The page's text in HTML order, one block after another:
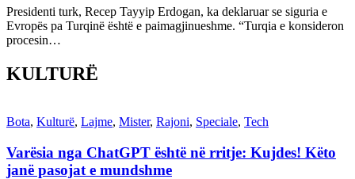
Presidenti turk, Recep Tayyip Erdogan, ka deklaruar se siguria e
Evropës pa Turqinë është e paimagjinueshme. “Turqia e konsideron
procesin…
KULTURË
Bota, Kulturë, Lajme, Mister, Rajoni, Speciale, Tech
Varësia nga ChatGPT është në rritje: Kujdes! Këto
janë pasojat e mundshme